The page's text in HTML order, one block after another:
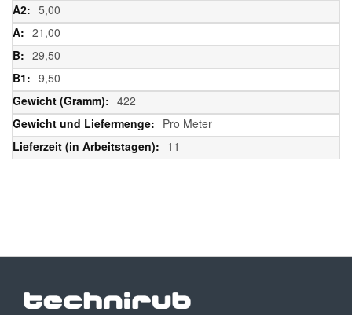
5,00
21,00
29,50
9,50
422
Pro Meter
11